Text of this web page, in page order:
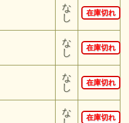
な
し
在庫切れ
な
し
在庫切れ
な
し
在庫切れ
な
在庫切れ